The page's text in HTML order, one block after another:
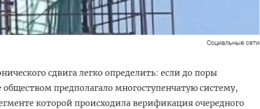
Социальные сети
сдвига легко определить: если до поры
предполагало многоступенчатую систему,
которой происходила верификация очередного